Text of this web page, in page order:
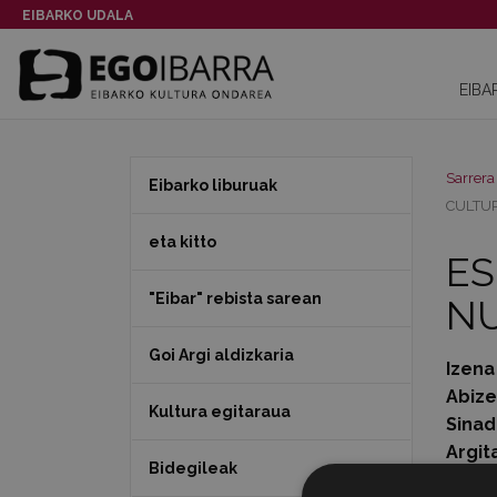
EIBARKO UDALA
Sarrera
Izena
Eibarko liburuak
eta kitto
"Eibar" rebista sarean
Goi Argi aldizkaria
Kultura egitaraua
Bidegileak